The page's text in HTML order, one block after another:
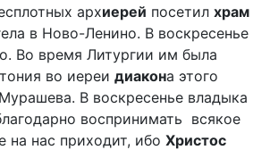
архиерей посетил храм
в Ново-Ленино. В воскресенье
Во время Литургии им была
во иереи диакона этого
В воскресенье владыка
воспринимать всякое
на нас приходит, ибо Христос